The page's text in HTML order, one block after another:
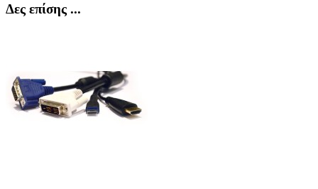
Δες επίσης ...